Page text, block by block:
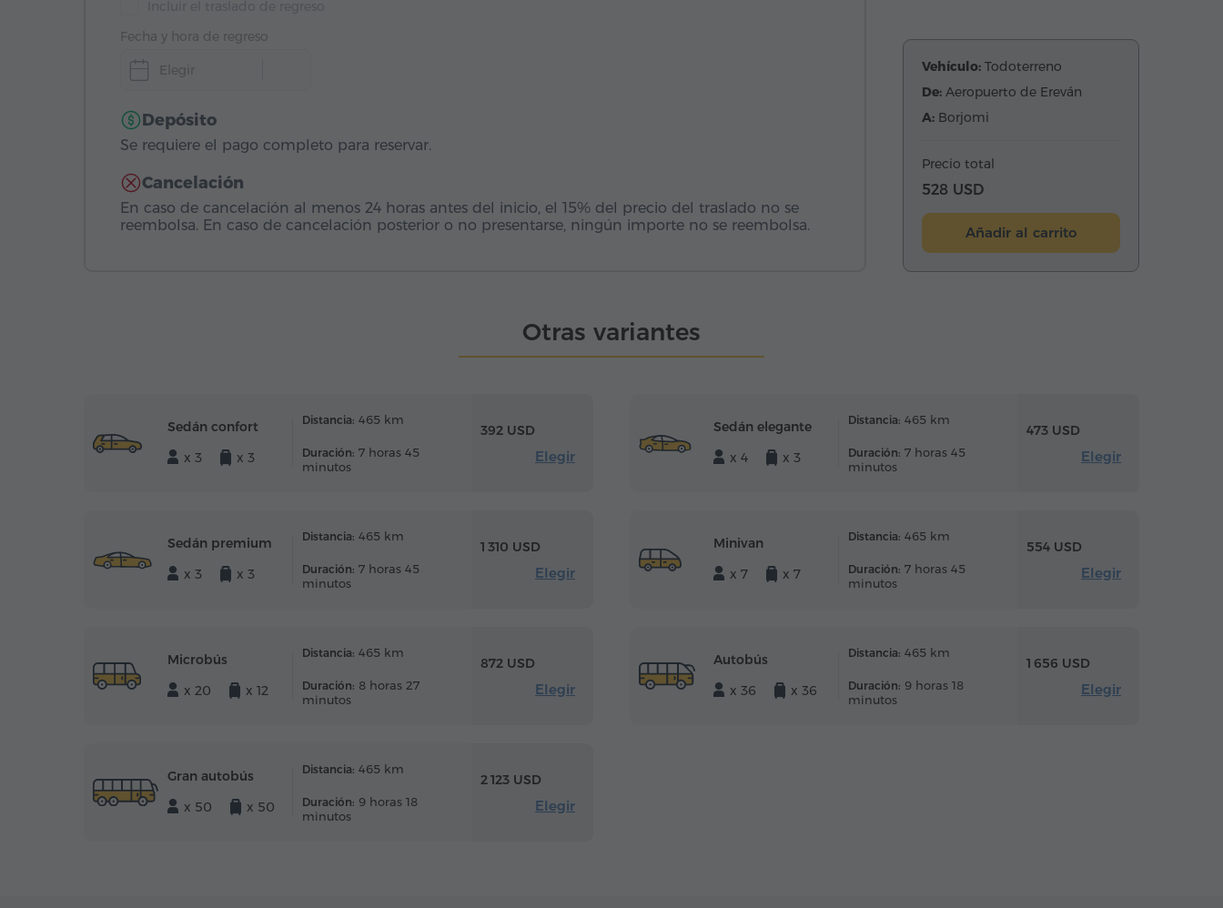
Fecha y hora de regreso
Elegir
Depósito
Se requiere el pago completo para reservar.
Cancelación
En caso de cancelación al menos 24 horas antes del inicio, el 15% del precio del traslado no se
reembolsa. En caso de cancelación posterior o no presentarse, ningún importe no se reembolsa.
Vehículo: Todoterreno
De: Aeropuerto de Ereván
A: Borjomi
Precio total
528 USD
Añadir al carrito
Otras variantes
Sedán confort
x 3
x 3
Distancia: 465 km
Duración: 7 horas 45
minutos
392 USD
Elegir
Sedán elegante
x 4
x 3
Distancia: 465 km
Duración: 7 horas 45
minutos
473 USD
Elegir
Sedán premium
x 3
x 3
Distancia: 465 km
Duración: 7 horas 45
minutos
1 310 USD
Elegir
Minivan
x 7
x 7
Distancia: 465 km
Duración: 7 horas 45
minutos
554 USD
Elegir
Microbús
x 20
x 12
Distancia: 465 km
Duración: 8 horas 27
minutos
872 USD
Elegir
Autobús
x 36
x 36
Distancia: 465 km
Duración: 9 horas 18
minutos
1 656 USD
Elegir
Gran autobús
x 50
x 50
Distancia: 465 km
Duración: 9 horas 18
minutos
2 123 USD
Elegir